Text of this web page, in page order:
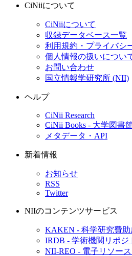
CiNiiについて
CiNiiについて
収録データベース一覧
利用規約・プライバシ
個人情報の扱いについ
お問い合わせ
国立情報学研究所 (NII)
ヘルプ
CiNii Research
CiNii Books - 大学図書
メタデータ・API
新着情報
お知らせ
RSS
Twitter
NIIのコンテンツサービス
KAKEN - 科学研究費
IRDB - 学術機関リポジ
NII-REO - 電子リソー